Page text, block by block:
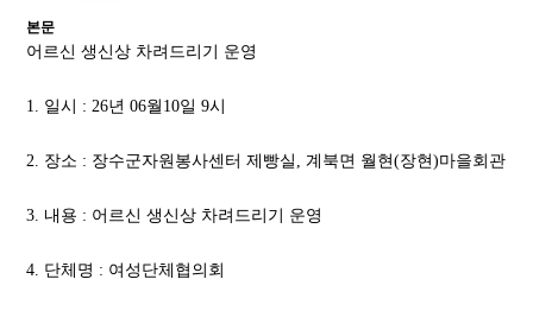
센터장인사말
주요사업/협력사업
찾아오시는길
자원봉사
본문
어르신 생신상 차려드리기 운영
1. 일시 : 26년 06월10일 9시
2. 장소 : 장수군자원봉사센터 제빵실, 계북면 월현(장현)마을회관
3. 내용 : 어르신 생신상 차려드리기 운영
4. 단체명 : 여성단체협의회